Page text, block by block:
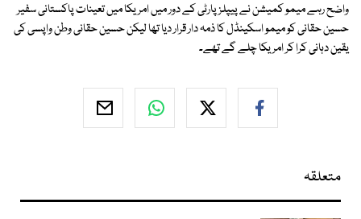
واضح رہے میمو کمیشن نے پیپلزپارٹی کے دور میں امریکا میں تعینات پاکستانی سفیر
حسین حقانی کو میمو اسکینڈل کا ذمہ دار قرار دیا تھا لیکن حسین حقانی وطن واپسی کی
یقین دہانی کرا کر امریکا چلے گے تھے۔
متعلقہ